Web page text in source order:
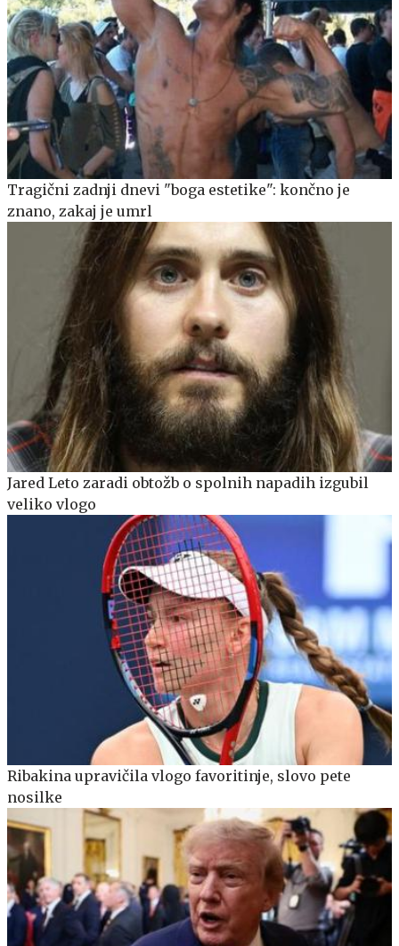
Tragični zadnji dnevi "boga estetike": končno je
znano, zakaj je umrl
Jared Leto zaradi obtožb o spolnih napadih izgubil
veliko vlogo
Ribakina upravičila vlogo favoritinje, slovo pete
nosilke